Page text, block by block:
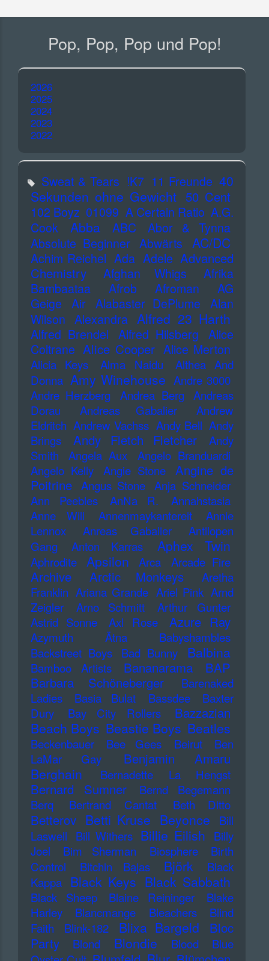
Pop, Pop, Pop und Pop!
2026
2025
2024
2023
2022
Sweat & Tears !K7 11 Freunde 40
Sekunden ohne Gewicht 50 Cent
102 Boyz 01099 A Certain Ratio A.G.
Cook
Abba ABC
Abor & Tynna
Absolute Beginner Abwärts AC/DC
Achim Reichel Ada Adele Advanced
Chemistry
Afghan Whigs
Afrika
Bambaataa
Afrob Afroman
AG
Geige
Air Alabaster DePlume
Alan
Wilson Alexandra Alfred 23 Harth
Alfred Brendel Alfred Hilsberg
Alice
Coltrane Alice Cooper Alice Merton
Alicia Keys Alma Naidu
Althea And
Donna Amy Winehouse Andre 3000
Andre Herzberg
Andrea Berg
Andreas
Dorau
Andreas Gabalier
Andrew
Eldritch Andrew Vachss Andy Bell Andy
Brings
Andy Fletch Fletcher
Andy
Smith
Angela Aux
Angelo Branduardi
Angelo Kelly
Angie Stone
Angine de
Poitrine Angus Stone Anja Schneider
Ann Peebles
AnNa R.
Annahstasia
Anne Will
Annenmaykantereit
Annie
Lennox
Anreas Gabalier
Antilopen
Gang
Anton Karras Aphex Twin
Aphrodite Apsilon Arca Arcade Fire
Archive Arctic Monkeys
Aretha
Franklin Ariana Grande Ariel Pink Arnd
Zeigler
Arno Schmitt
Arthur Gunter
Astrid Sonne
Axl Rose Azure Ray
Azymuth Ätna
Babyshambles
Backstreet Boys
Bad Bunny Balbina
Bamboo Artists Bananarama
BAP
Barbara Schöneberger
Barenaked
Ladies
Basia Bulat Bassdee
Baxter
Dury
Bay City Rollers Bazzazian
Beach Boys Beastie Boys Beatles
Beckenbauer Bee Gees Beirut
Ben
LaMar Gay
Benjamin Amaru
Berghain Bernadette La Hengst
Bernard Sumner
Bernd Begemann
Berq
Bertrand Cantat Beth Ditto
Betterov Betti Kruse Beyonce
Bill
Laswell
Bill Withers Billie Eilish
Billy
Joel
Bim Sherman Biosphere
Birth
Control
Bitchin Bajas Björk
Black
Kappa Black Keys Black Sabbath
Black Sheep Blaine Reininger
Blake
Harley
Blancmange Bleachers
Blind
Faith
Blink-182 Blixa Bargeld
Bloc
Party
Blond Blondie Blood
Blue